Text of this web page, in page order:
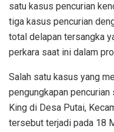
satu kasus pencurian
tiga kasus pencurian
total delapan tersangka
perkara saat ini dalam
Salah satu kasus yang
pengungkapan
King di Desa Putai,
tersebut terjadi pada 18